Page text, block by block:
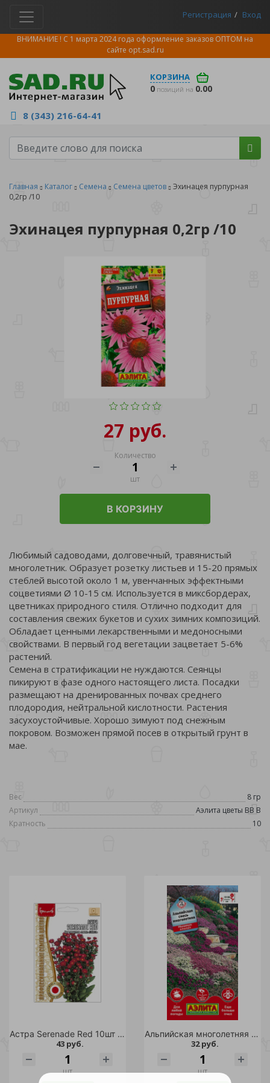
Регистрация Вход
ВНИМАНИЕ ! С 1 марта 2024 года оформление заказов ОПТОМ на
сайте opt.sad.ru
КОРЗИНА
0 позиций на 0.00
8 (343) 216-64-41
Главная Каталог Семена Семена цветов
Эхинацея пурпурная
0,2гр /10
Эхинацея пурпурная 0,2гр /10
27 руб.
Количество
шт
В КОРЗИНУ
Любимый садоводами, долговечный, травянистый
многолетник. Образует розетку листьев и 15-20 прямых
стеблей высотой около 1 м, увенчанных эффектными
соцветиями Ø 10-15 см. Используется в миксбордерах,
цветниках природного стиля. Отлично подходит для
составления свежих букетов и сухих зимних композиций.
Обладает ценными лекарственными и медоносными
свойствами. В первый год вегетации зацветает 5-6%
растений.
Семена в стратификации не нуждаются. Сеянцы
пикируют в фазе одного настоящего листа. Посадки
размещают на дренированных почвах среднего
плодородия, нейтральной кислотности. Растения
засухоустойчивые. Хорошо зимуют под снежным
покровом. Возможен прямой посев в открытый грунт в
мае.
Вес
8 гр
Артикул
Аэлита цветы ВВ В
Кратность
10
Астра Serenade Red 10шт /10
43 руб.
шт
Альпийская многолетняя смесь цветов 0,2 гр/10
32 руб.
шт